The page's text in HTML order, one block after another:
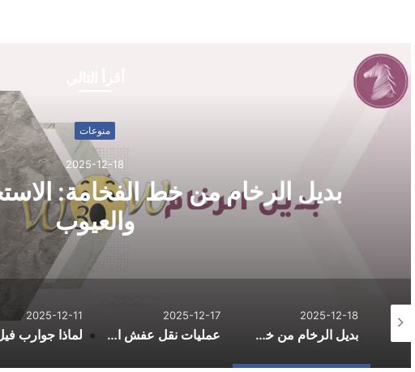
17
عمليات نقل عفش
2025-12-17
2025-12-11
لماذا جوارب فيل هي الأكثر راحة؟ أسرار الجودة والتصنيع
2025-11-26